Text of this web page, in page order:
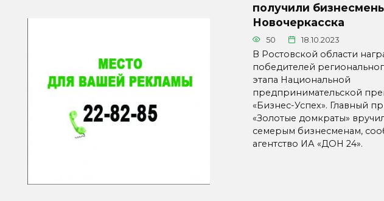
получили
Новочеркасска
50 18.10.2023
В Ростовской области
победителей
этапа Национальной
предпринимательской
«Бизнес-Успех». Главный
«Золотые домкраты»
семерым бизнесменам,
агентство ИА «ДОН 24».